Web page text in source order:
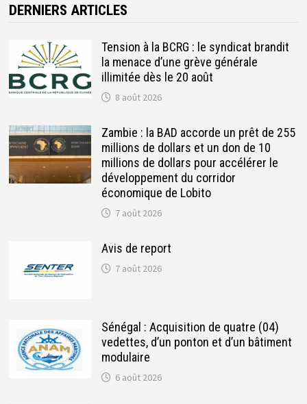
DERNIERS ARTICLES
Tension à la BCRG : le syndicat brandit
la menace d’une grève générale
illimitée dès le 20 août
8 août 2026
Zambie : la BAD accorde un prêt de 255
millions de dollars et un don de 10
millions de dollars pour accélérer le
développement du corridor
économique de Lobito
7 août 2026
Avis de report
7 août 2026
Sénégal : Acquisition de quatre (04)
vedettes, d’un ponton et d’un bâtiment
modulaire
6 août 2026